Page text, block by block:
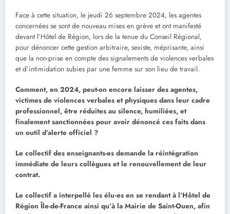
Face à cette situation, le jeudi 26 septembre 2024, les agentes
concernées se sont de nouveau mises en grève et ont manifesté
devant l’Hôtel de Région, lors de la tenue du Conseil Régional,
pour dénoncer cette gestion arbitraire, sexiste, méprisante, ainsi
que la non-prise en compte des signalements de violences verbales
et d’intimidation subies par une femme sur son lieu de travail.
Comment, en 2024, peut-on encore laisser des agentes,
victimes de violences verbales et physiques dans leur cadre
professionnel, être réduites au silence, humiliées, et
finalement sanctionnées pour avoir dénoncé ces faits dans
un outil d’alerte officiel ?
Le collectif des enseignants-es demande la réintégration
immédiate de leurs collègues et le renouvellement de leur
contrat.
Le collectif a interpellé les élu·es en se rendant à l’Hôtel de
Région Île-de-France ainsi qu’à la Mairie de Saint-Ouen, afin